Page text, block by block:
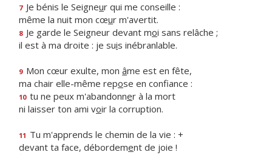
7 Je bénis le Seigneur qui me conseille :
même la nuit mon cœur m'avertit.
8 Je garde le Seigneur devant moi sans relâche ;
il est à ma droite : je suis inébranlable.
9 Mon cœur exulte, mon âme est en fête,
ma chair elle-même repose en confiance :
10 tu ne peux m'abandonner à la mort
ni laisser ton ami voir la corruption.
11 Tu m'apprends le chemin de la vie : +
devant ta face, débordement de joie !